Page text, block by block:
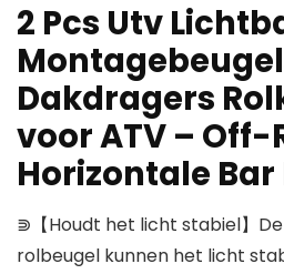
2 Pcs Utv
Dakdragers
voor ATV – Off-
Horizontale
⋑【Houdt het licht stabiel】
rolbeugel kunnen het licht